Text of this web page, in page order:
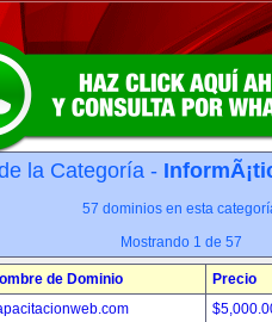
la Categoría -
57 dominios en esta
Mostrando 1 de 57
de Dominio Precio